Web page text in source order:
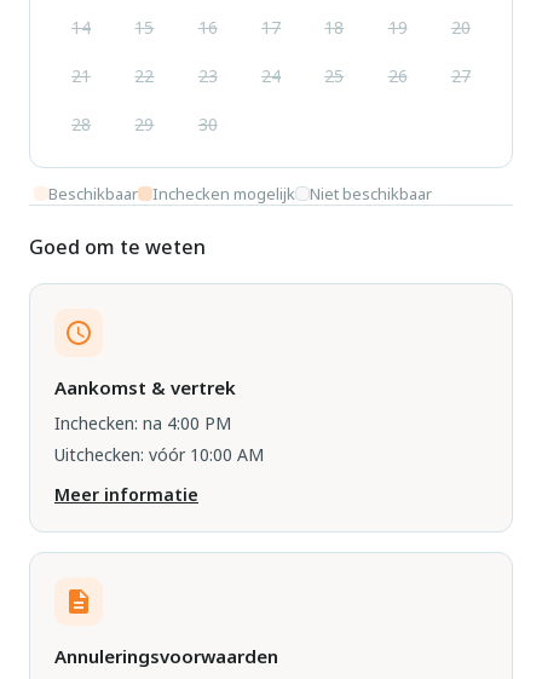
14 15 16 17 18 19 20
21 22 23 24 25 26 27
28 29 30
Beschikbaar Inchecken mogelijk Niet beschikbaar
Goed om te weten
Aankomst & vertrek
Inchecken: na 4:00 PM
Uitchecken: vóór 10:00 AM
Meer informatie
Annuleringsvoorwaarden